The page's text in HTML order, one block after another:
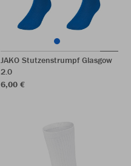
JAKO Stutzenstrumpf Glasgow
2.0
6,00 €